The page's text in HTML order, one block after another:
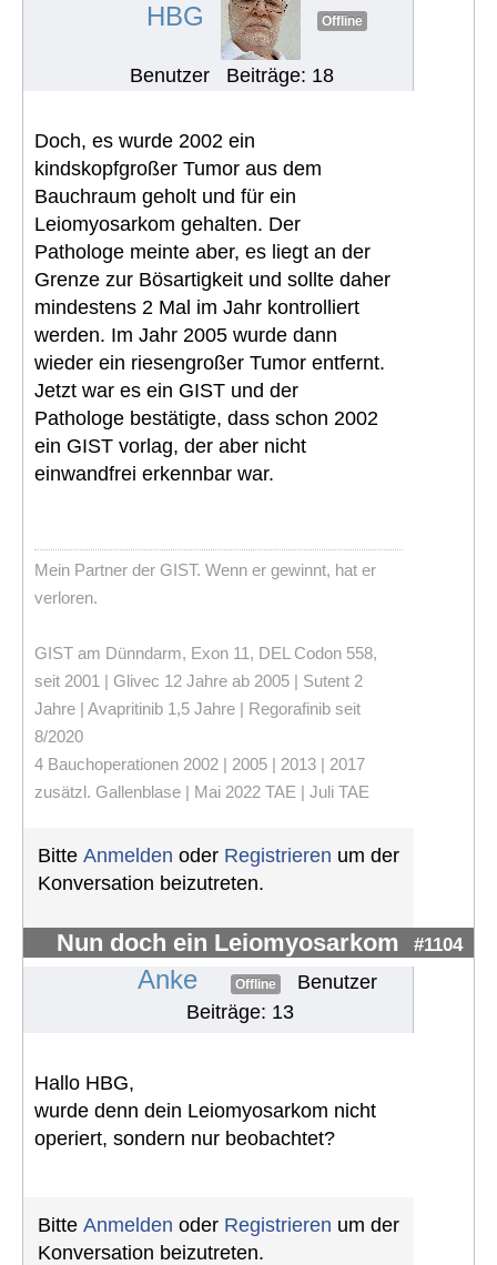
HBG Offline
Benutzer Beiträge: 18
Doch, es wurde 2002 ein
kindskopfgroßer Tumor aus dem
Bauchraum geholt und für ein
Leiomyosarkom gehalten. Der
Pathologe meinte aber, es liegt an der
Grenze zur Bösartigkeit und sollte daher
mindestens 2 Mal im Jahr kontrolliert
werden. Im Jahr 2005 wurde dann
wieder ein riesengroßer Tumor entfernt.
Jetzt war es ein GIST und der
Pathologe bestätigte, dass schon 2002
ein GIST vorlag, der aber nicht
einwandfrei erkennbar war.
Mein Partner der GIST. Wenn er gewinnt, hat er
verloren.
GIST am Dünndarm, Exon 11, DEL Codon 558,
seit 2001 | Glivec 12 Jahre ab 2005 | Sutent 2
Jahre | Avapritinib 1,5 Jahre | Regorafinib seit
8/2020
4 Bauchoperationen 2002 | 2005 | 2013 | 2017
zusätzl. Gallenblase | Mai 2022 TAE | Juli TAE
Bitte Anmelden oder Registrieren um der
Konversation beizutreten.
Nun doch ein Leiomyosarkom #1104
Anke Offline
Benutzer
Beiträge: 13
Hallo HBG,
wurde denn dein Leiomyosarkom nicht
operiert, sondern nur beobachtet?
Bitte Anmelden oder Registrieren um der
Konversation beizutreten.